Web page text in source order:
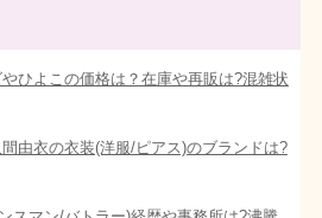
ひよこの価格は？在庫や再販は?混雑状
由衣の衣装(洋服/ピアス)のブランドは?